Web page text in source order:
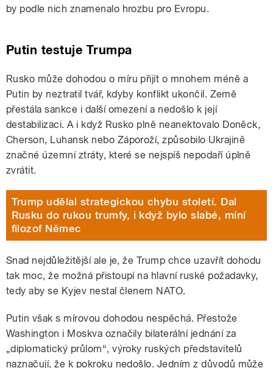
by podle nich znamenalo hrozbu pro Evropu.
Putin testuje Trumpa
Rusko může dohodou o míru přijít o mnohem méně a
Putin by neztratil tvář, kdyby konflikt ukončil. Země
přestála sankce i další omezení a nedošlo k její
destabilizaci. A i když Rusko plně neanektovalo Doněck,
Cherson, Luhansk nebo Záporoží, způsobilo Ukrajině
značné územní ztráty, které se nejspíš nepodaří úplně
zvrátit.
Trump udělal strategickou chybu století. Dal
Rusku do rukou trumfy, i když bylo slabé, míní
filozof Němec
Snad nejdůležitější ale je, že Trump chce uzavřít dohodu
tak moc, že možná přistoupí na hlavní ruské požadavky,
tedy aby se Kyjev nestal členem NATO.
Putin však s mírovou dohodou nespěchá. Přestože
Washington i Moskva označily bilaterální jednání za
„diplomatický průlom“, výroky ruských představitelů
naznačují, že k pokroku nedošlo. Jedním z důvodů může